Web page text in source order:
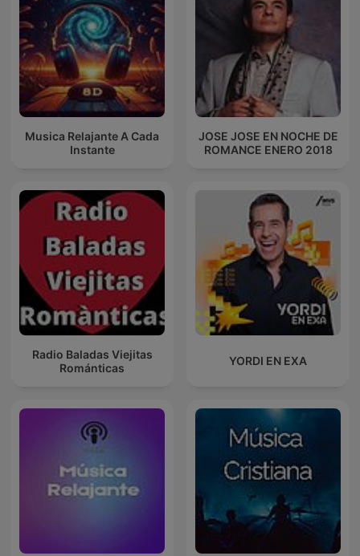
Musica Relajante A Cada
Instante
JOSE JOSE EN NOCHE DE
ROMANCE ENERO 2018
Radio Baladas Viejitas
Románticas
YORDI EN EXA